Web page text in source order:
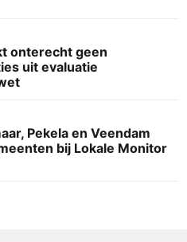
onterecht geen
uit evaluatie
Pekela en Veendam
bij Lokale Monitor